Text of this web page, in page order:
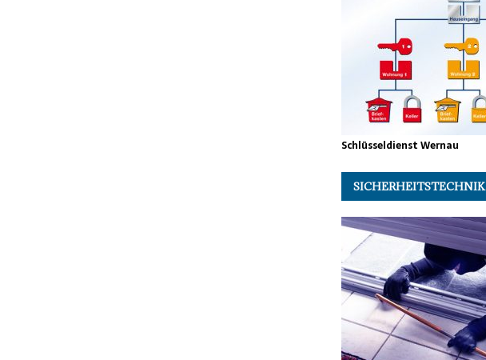
Schlüsseldienst Wernau
SICHERHEITSTECHNIK